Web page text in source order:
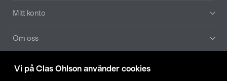
Vi på Clas Ohlson använder cookies
Mitt konto
Om oss
Aktuellt